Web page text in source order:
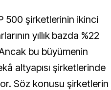
500 şirketlerinin ikinci
yıllık bazda %22
bu büyümenin
altyapısı şirketlerinde
Söz konusu şirketlerin